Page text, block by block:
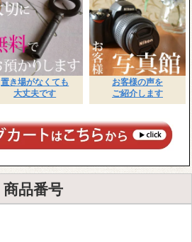
置き場がなくても
大丈夫です
お客様の声を
ご紹介します
商品番号